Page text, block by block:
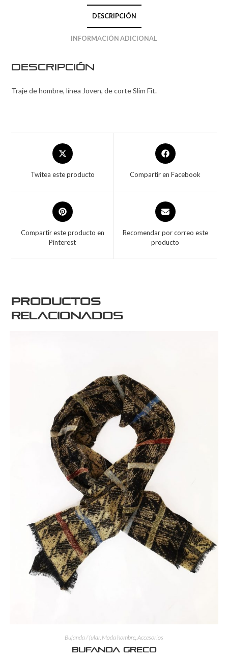
DESCRIPCIÓN
INFORMACIÓN ADICIONAL
Descripción
Traje de hombre, línea Joven, de corte Slim Fit.
Twitea este producto Compartir en Facebook
Compartir este producto en
Pinterest
Recomendar por correo este
producto
Productos
relacionados
Bufanda / fular, Moda hombre,Accesorios
Bufanda Greco